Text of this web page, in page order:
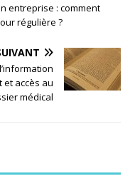
entreprise : comment
régulière ?
accès au
médical